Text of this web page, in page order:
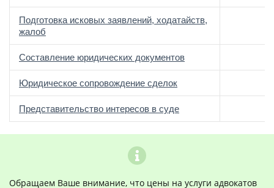
Подготовка исковых заявлений, ходатайств,
жалоб
Составление юридических документов
Юридическое сопровождение сделок
Представительство интересов в суде
Обращаем Ваше внимание, что цены на услуги адвокатов